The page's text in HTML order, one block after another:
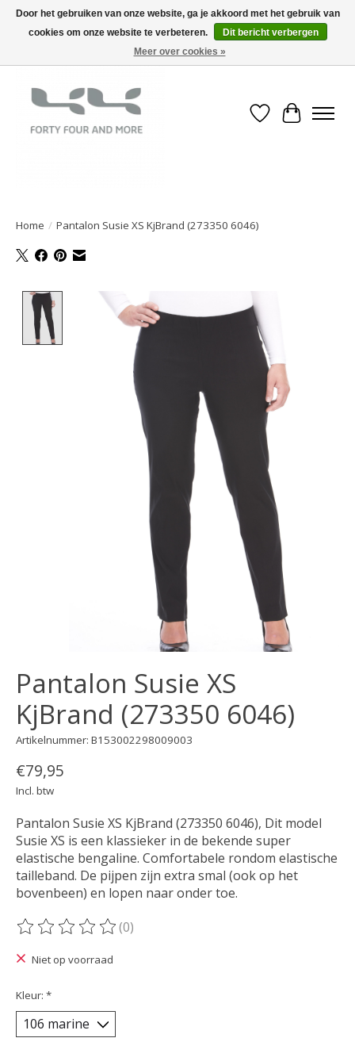
Verlanglijst
Home / Pantalon Susie XS KjBrand (273350 6046)
Product image slideshow Items
Pantalon Susie XS
KjBrand (273350 6046)
Artikelnummer: B153002298009003
€79,95
Incl. btw
Pantalon Susie XS KjBrand (273350 6046), Dit model
Susie XS is een klassieker in de bekende super
elastische bengaline. Comfortabele rondom elastische
tailleband. De pijpen zijn extra smal (ook op het
bovenbeen) en lopen naar onder toe.
De beoordeling van dit product is
(0)
Niet op voorraad
Kleur: *
Door het gebruiken van onze website, ga je akkoord met het gebruik van
cookies om onze website te verbeteren.
Dit bericht verbergen
Meer over cookies »